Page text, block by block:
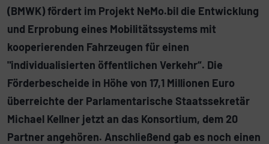
(BMWK) fördert im Projekt NeMo.bil die Entwicklung
und Erprobung eines Mobilitätssystems mit
kooperierenden Fahrzeugen für einen
"individualisierten öffentlichen Verkehr“. Die
Förderbescheide in Höhe von 17,1 Millionen Euro
überreichte der Parlamentarische Staatssekretär
Michael Kellner jetzt an das Konsortium, dem 20
Partner angehören. Anschließend gab es noch einen